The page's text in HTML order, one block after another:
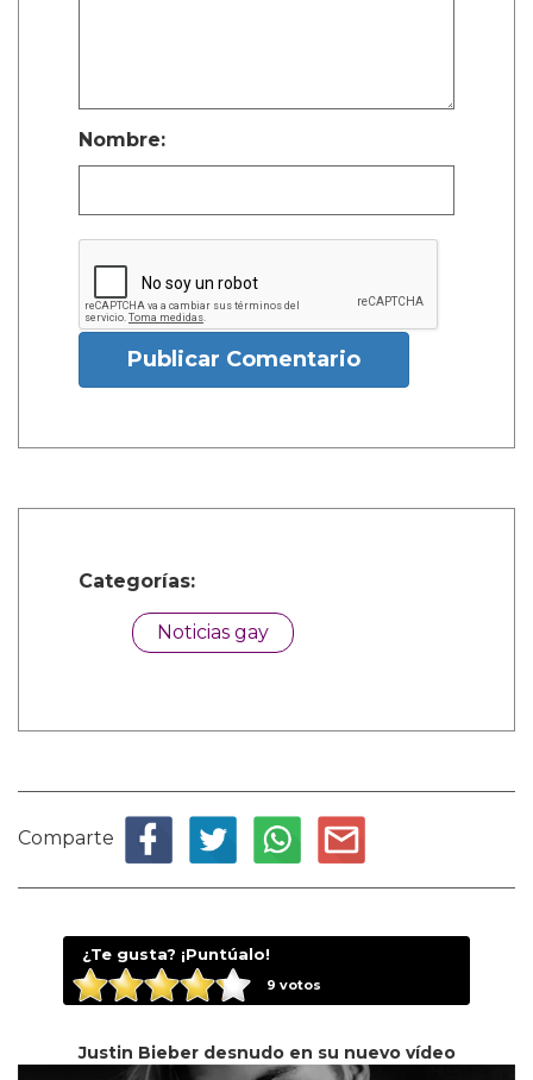
Nombre:
Publicar Comentario
Categorías:
Noticias gay
Comparte
¿Te gusta? ¡Puntúalo!
9 votos
Justin Bieber desnudo en su nuevo vídeo